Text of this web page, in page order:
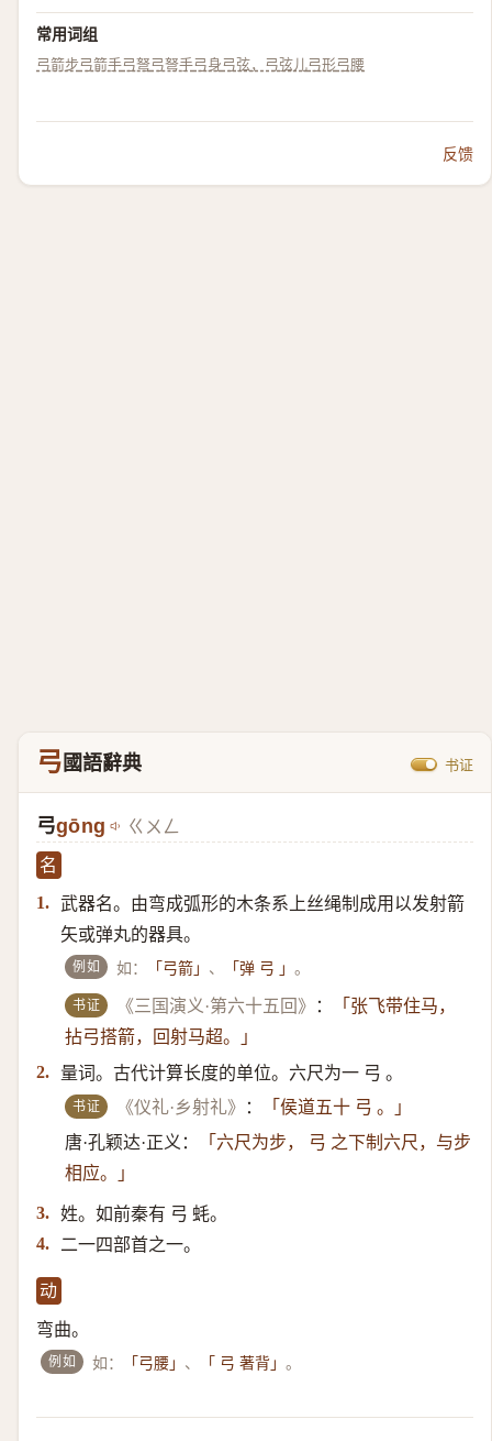
常用词组
弓箭步弓箭手弓弩弓弩手弓身弓弦，弓弦儿弓形弓腰
反馈
弓國語辭典 书证
弓gōng ㄍㄨㄥ
名
1. 武器名。由弯成弧形的木条系上丝绳制成用以发射箭
矢或弹丸的器具。
例如 如： 「弓箭」 、 「弹 弓 」。
书证 《三国演义·第六十五回》 ：
「张飞带住马，
拈弓搭箭，回射马超。」
2.
量词。古代计算长度的单位。六尺为一 弓 。
书证 《仪礼·乡射礼》 ：
「侯道五十 弓 。」
唐·孔颖达·正义：
「六尺为步， 弓 之下制六尺，与步
相应。」
3. 姓。如前秦有 弓 蚝。
4. 二一四部首之一。
动
弯曲。
例如 如： 「弓腰」 、 「 弓 著背」。